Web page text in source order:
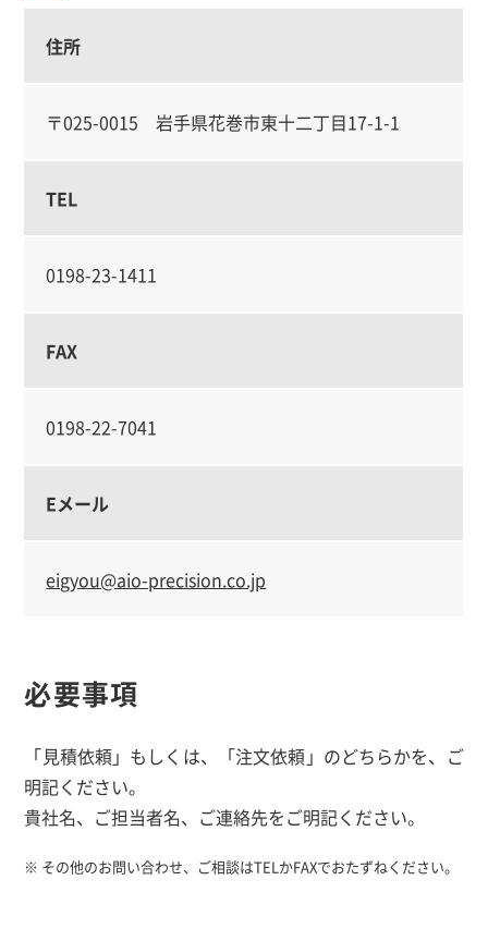
住所
〒025-0015 岩手県花巻市東十二丁目17-1-1
TEL
0198-23-1411
FAX
0198-22-7041
Eメール
eigyou@aio-precision.co.jp
必要事項
「見積依頼」もしくは、「注文依頼」のどちらかを、ご
明記ください。
貴社名、ご担当者名、ご連絡先をご明記ください。
※ その他のお問い合わせ、ご相談はTELかFAXでおたずねください。